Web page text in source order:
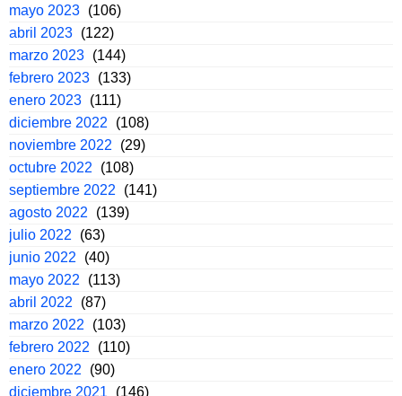
mayo 2023 (106)
abril 2023 (122)
marzo 2023 (144)
febrero 2023 (133)
enero 2023 (111)
diciembre 2022
(108)
noviembre 2022
(29)
octubre 2022
(108)
septiembre 2022
(141)
agosto 2022
(139)
julio 2022
(63)
junio 2022
(40)
mayo 2022
(113)
abril 2022
(87)
marzo 2022
(103)
febrero 2022
(110)
enero 2022
(90)
diciembre 2021
(146)